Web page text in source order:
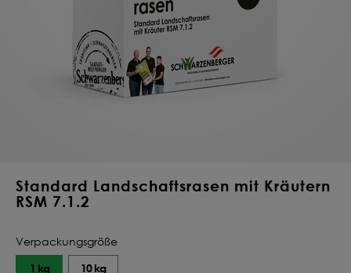
Standard Landschaftsrasen mit Kräutern
RSM 7.1.2
Verpackungsgröße
1 kg 10 kg
Deine Saat-
Mischung
konfigurieren
QUALITÄT VOM PROFI